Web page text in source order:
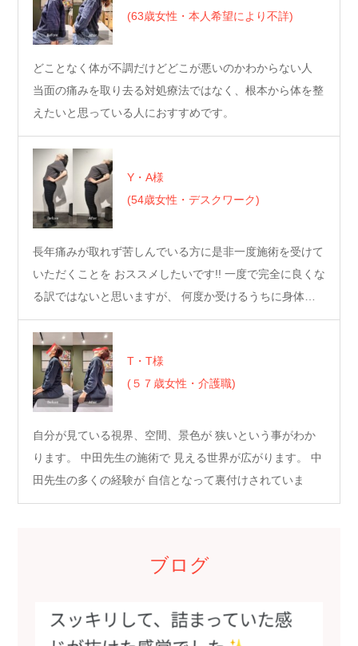
(63歳女性・本人希望により不詳)
どことなく体が不調だけどどこが悪いのかわからない人
当面の痛みを取り去る対処療法ではなく、根本から体を整
えたいと思っている人におすすめです。
Y・A様
(54歳女性・デスクワーク)
長年痛みが取れず苦しんでいる方に是非一度施術を受けて
いただくことを おススメしたいです!! 一度で完全に良くな
る訳ではないと思いますが、 何度か受けるうちに身体…
T・T様
(５７歳女性・介護職)
自分が見ている視界、空間、景色が 狭いという事がわか
ります。 中田先生の施術で 見える世界が広がります。 中
田先生の多くの経験が 自信となって裏付けされていま
す…
ブログ